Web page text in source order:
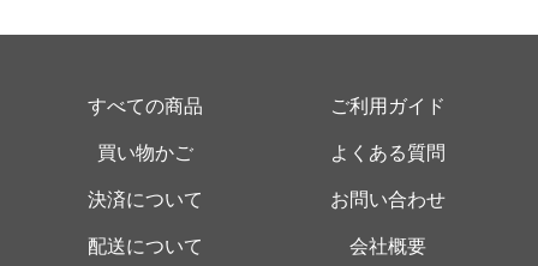
すべての商品 ご利用ガイド
買い物かご よくある質問
決済について お問い合わせ
配送について 会社概要